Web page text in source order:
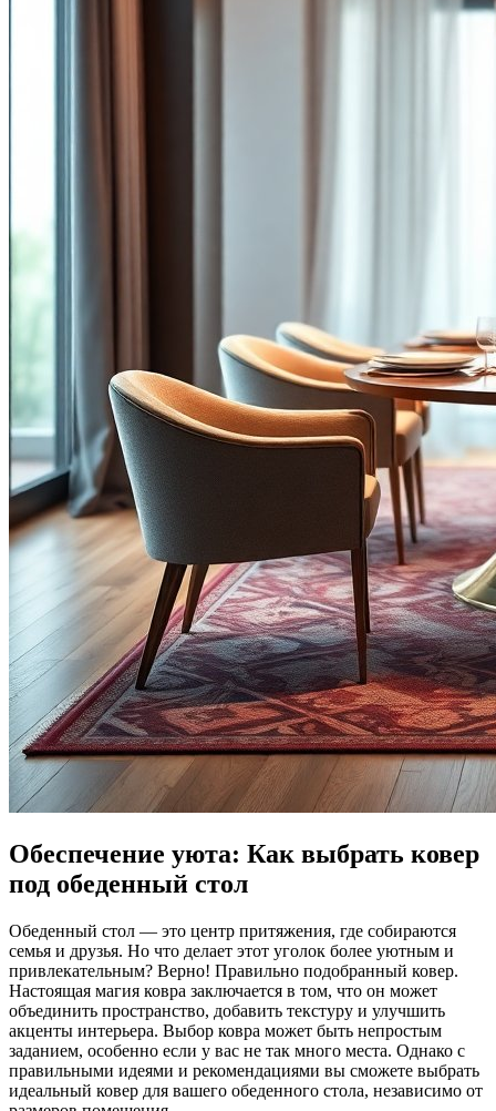
Обеспечение уюта: Как выбрать ковер
под обеденный стол
Обеденный стол — это центр притяжения, где собираются
семья и друзья. Но что делает этот уголок более уютным и
привлекательным? Верно! Правильно подобранный ковер.
Настоящая магия ковра заключается в том, что он может
объединить пространство, добавить текстуру и улучшить
акценты интерьера. Выбор ковра может быть непростым
заданием, особенно если у вас не так много места. Однако с
правильными идеями и рекомендациями вы сможете выбрать
идеальный ковер для вашего обеденного стола, независимо от